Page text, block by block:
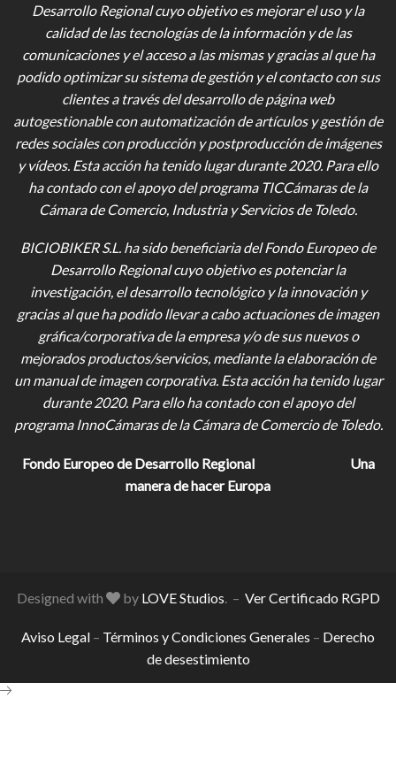
Desarrollo Regional cuyo objetivo es mejorar el uso y la
calidad de las tecnologías de la información y de las
comunicaciones y el acceso a las mismas y gracias al que ha
podido optimizar su sistema de gestión y el contacto con sus
clientes a través del desarrollo de página web
autogestionable con automatización de artículos y gestión de
redes sociales con producción y postproducción de imágenes
y vídeos. Esta acción ha tenido lugar durante 2020. Para ello
ha contado con el apoyo del programa TICCámaras de la
Cámara de Comercio, Industria y Servicios de Toledo.
BICIOBIKER S.L. ha sido beneficiaria del Fondo Europeo de
Desarrollo Regional cuyo objetivo es potenciar la
investigación, el desarrollo tecnológico y la innovación y
gracias al que ha podido llevar a cabo actuaciones de imagen
gráfica/corporativa de la empresa y/o de sus nuevos o
mejorados productos/servicios, mediante la elaboración de
un manual de imagen corporativa. Esta acción ha tenido lugar
durante 2020. Para ello ha contado con el apoyo del
programa InnoCámaras de la Cámara de Comercio de Toledo.
Fondo Europeo de Desarrollo Regional
Una
manera de hacer Europa
Designed with by LOVE Studios. – Ver Certificado RGPD
Aviso Legal – Términos y Condiciones Generales – Derecho
de desestimiento